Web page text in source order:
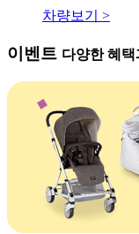
차량보기 >
이벤트 다양한 혜